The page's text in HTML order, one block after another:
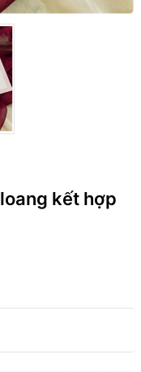
kết hợp